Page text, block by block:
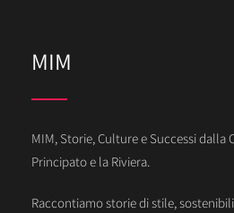
MIM
MIM, Storie, Culture e Successi dalla
Principato e la Riviera.
Raccontiamo storie di stile,